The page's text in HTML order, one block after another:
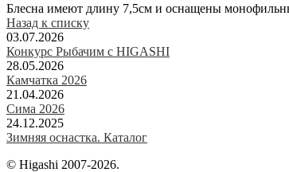
Блесна имеют длину 7,5см и оснащены
Назад к списку
03.07.2026
Конкурс Рыбачим с HIGASHI
28.05.2026
Камчатка 2026
21.04.2026
Сима 2026
24.12.2025
Зимняя оснастка. Каталог
© Higashi 2007-2026.